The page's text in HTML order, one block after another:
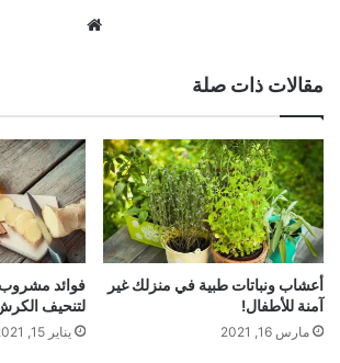
مقالات ذات صلة
أعشاب ونباتات طبية في منزلك غير
آمنة للأطفال!
مارس 16, 2021
فوائد مشروب
لتنحيف
يناير 15, 2021